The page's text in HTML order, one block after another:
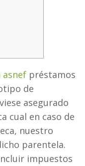
asnef préstamos
de
asegurado
cual en caso de
nuestro
parentela.
impuestos